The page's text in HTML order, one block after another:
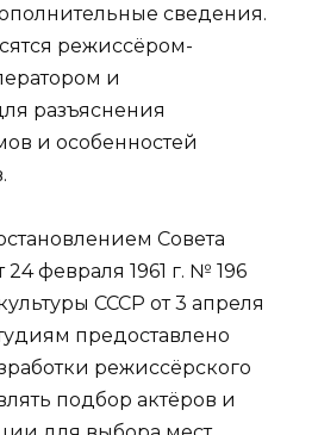
сведения.
режиссёром-
и
разъяснения
и особенностей
Совета
февраля 1961 г. № 196
СССР от 3 апреля
предоставлено
режиссёрского
подбор актёров и